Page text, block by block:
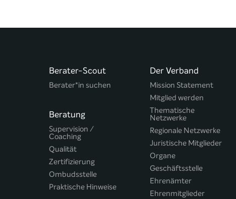
Berater-Scout
Berater*in suchen
Beratung
Supervision /
Coaching
Qualität
Zertifizierung
Ombudsstelle
Praktische Hinweise
Der Verband
Mission Statement
Mitglied werden
Thematische
Netzwerke
Regionale Netzwerke
Juristische Mitglieder
Organe
Geschäftsstelle
Ehrenämter
Ehrenmitglieder